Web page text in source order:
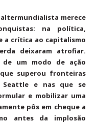
merece
na política,
a crítica ao capitalismo
deixaram atrofiar.
um modo de ação
superou fronteiras
Seattle e nas que se
e mobilizar uma
pôs em cheque a
antes da implosão